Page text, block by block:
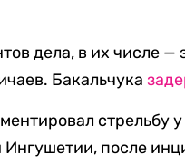
дела, в их числе —
Бакальчука
стрельбу
после